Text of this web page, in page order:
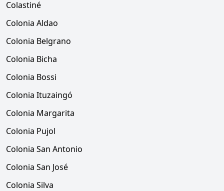
Colastiné
Colonia Aldao
Colonia Belgrano
Colonia Bicha
Colonia Bossi
Colonia Ituzaingó
Colonia Margarita
Colonia Pujol
Colonia San Antonio
Colonia San José
Colonia Silva